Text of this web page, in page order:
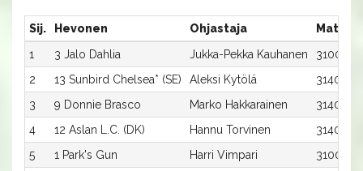
Sij. Hevonen Ohjastaja
1
3 Jalo Dahlia Jukka-Pekka Kauhanen
3100:3
2
13 Sunbird Chelsea* (SE) Aleksi Kytölä
3140:5
3
9 Donnie Brasco Marko Hakkarainen
3140:1
4
12 Aslan L.C. (DK) Hannu Torvinen
3140:4
5
1 Park's Gun Harri Vimpari
3100:1